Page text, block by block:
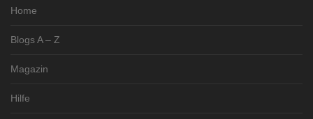
Home
Blogs A – Z
Magazin
Hilfe